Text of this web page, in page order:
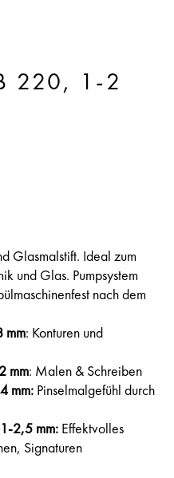
220, 1-2
Glasmalstift. Ideal zum
und Glas. Pumpsystem
nach dem
mm: Konturen und
mm: Malen & Schreiben
mm: Pinselmalgefühl durch
2,5 mm: Effektvolles
Signaturen